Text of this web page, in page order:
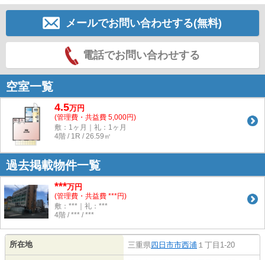
メールでお問い合わせする(無料)
電話でお問い合わせする
空室一覧
4.5万円
(管理費・共益費 5,000円)
敷：1ヶ月｜礼：1ヶ月
4階 / 1R / 26.59㎡
過去掲載物件一覧
***万円
(管理費・共益費 ***円)
敷：***｜礼：***
4階 / *** / ***
所在地 三重県四日市市西浦 １丁目1-20